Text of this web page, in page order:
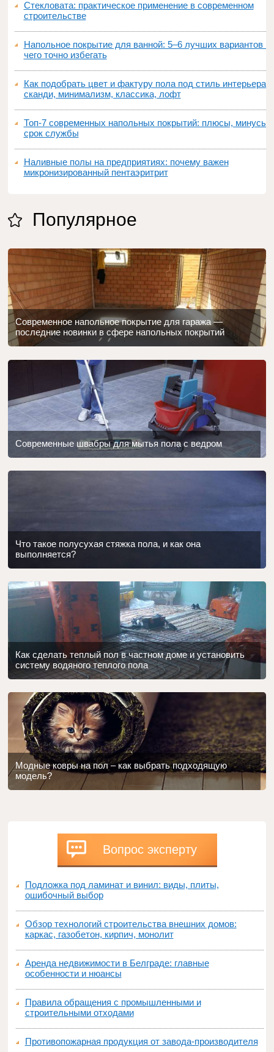
Стекловата: практическое применение в современном
строительстве
Напольное покрытие для ванной: 5–6 лучших вариантов и
чего точно избегать
Как подобрать цвет и фактуру пола под стиль интерьера:
сканди, минимализм, классика, лофт
Топ‑7 современных напольных покрытий: плюсы, минусы,
срок службы
Наливные полы на предприятиях: почему важен
микронизированный пентаэритрит
Популярное
Современное напольное покрытие для гаража —
последние новинки в сфере напольных покрытий
Современные швабры для мытья пола с ведром
Что такое полусухая стяжка пола, и как она
выполняется?
Как сделать теплый пол в частном доме и установить
систему водяного теплого пола
Модные ковры на пол – как выбрать подходящую
модель?
Вопрос эксперту
Подложка под ламинат и винил: виды, плиты,
ошибочный выбор
Обзор технологий строительства внешних домов:
каркас, газобетон, кирпич, монолит
Аренда недвижимости в Белграде: главные
особенности и нюансы
Правила обращения с промышленными и
строительными отходами
Противопожарная продукция от завода-производителя